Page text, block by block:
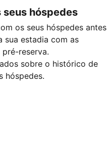
seus hóspedes
os seus hóspedes antes
sua estadia com as
pré-reserva.
sobre o histórico de
hóspedes.